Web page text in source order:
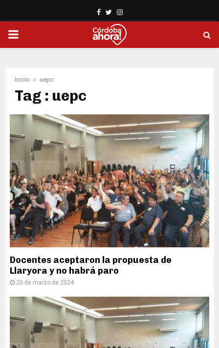
Facebook
TwitterInstagram
PRIMARY
Inicio uepc
Tag : uepc
Docentes aceptaron la propuesta de
Llaryora y no habrá paro
20 de marzo de 2024